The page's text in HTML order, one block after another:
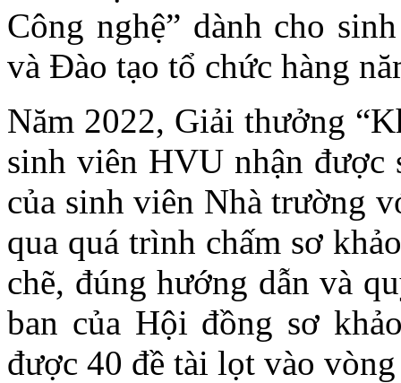
Công nghệ” dành cho
và Đào tạo tổ chức hàng
Năm 2022, Giải thưởng
sinh viên HVU nhận được
của sinh viên Nhà trường
qua quá trình chấm sơ
chẽ, đúng hướng dẫn và
ban của Hội đồng sơ
được 40 đề tài lọt vào